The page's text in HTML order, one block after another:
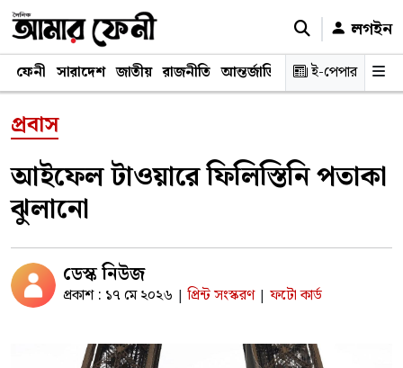
লগইন
ফেনী সারাদেশ জাতীয় রাজনীতি আন্তর্জাতিক অর্থনীতি
ই-পেপার
প্রবাস
আইফেল টাওয়ারে ফিলিস্তিনি পতাকা
ঝুলানো
ডেস্ক নিউজ
প্রকাশ : ১৭ মে ২০২৬ | প্রিন্ট সংস্করণ | ফটো কার্ড